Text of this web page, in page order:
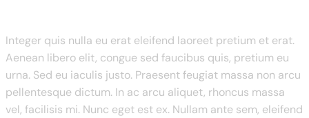
Integer quis nulla eu erat eleifend laoreet pretium et erat.
Aenean libero elit, congue sed faucibus quis, pretium eu
urna. Sed eu iaculis justo. Praesent feugiat massa non arcu
pellentesque dictum. In ac arcu aliquet, rhoncus massa
vel, facilisis mi. Nunc eget est ex. Nullam ante sem, eleifend